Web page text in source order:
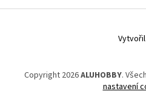
Copyright 2026ALUHOBBY.
nastavení